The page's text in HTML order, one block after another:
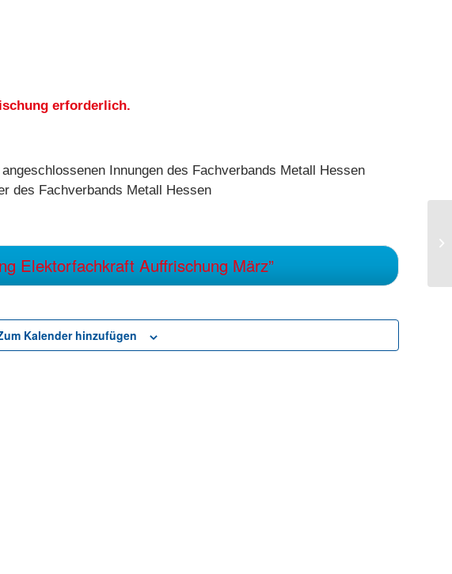
erforderlich.
Innungen des Fachverbands Metall Hessen
des Fachverbands Metall Hessen
Elektorfachkraft Auffrischung März”
Kalender hinzufügen